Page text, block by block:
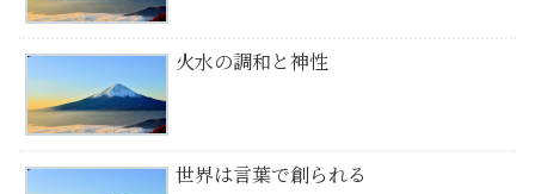
火水の調和と神性
世界は言葉で創られる